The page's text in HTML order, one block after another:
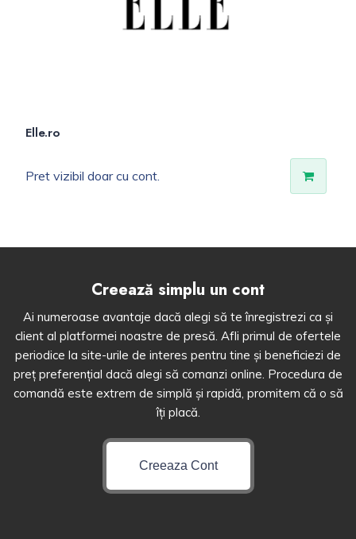
Elle.ro
Pret vizibil doar cu cont.
Creează simplu un cont
Ai numeroase avantaje dacă alegi să te înregistrezi ca și
client al platformei noastre de presă. Afli primul de ofertele
periodice la site-urile de interes pentru tine și beneficiezi de
preț preferențial dacă alegi să comanzi online. Procedura de
comandă este extrem de simplă și rapidă, promitem că o să
îți placă.
Creeaza Cont